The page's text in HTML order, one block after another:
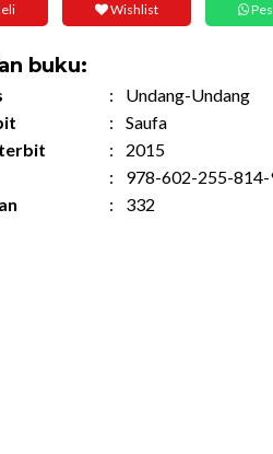
Wishlist
buku:
:
Undang-Undang
:
Saufa
:
2015
:
978-602-255-814-
: 332